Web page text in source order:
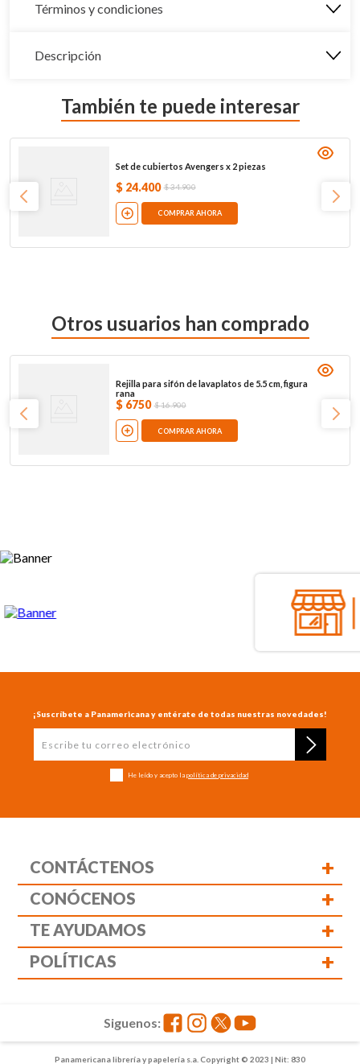
Términos y condiciones
Descripción
También te puede interesar
Set de cubiertos Avengers x 2 piezas
$ 24.400 $34.900
COMPRAR AHORA
Otros usuarios han comprado
Rejilla para sifón de lavaplatos de 5.5 cm, figura
rana
$ 6750 $16.900
COMPRAR AHORA
¡Suscríbete a Panamericana y entérate de todas nuestras novedades!
He leído y acepto la política de privacidad
CONTÁCTENOS +
CONÓCENOS +
TE AYUDAMOS +
POLÍTICAS +
Panamericana librería y papelería s.a. Copyright © 2023 | Nit: 830
Siguenos: